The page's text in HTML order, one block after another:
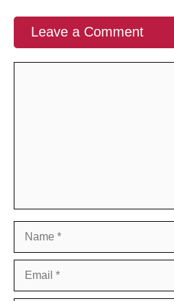
Leave a Comment